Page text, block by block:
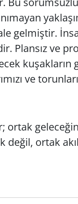
gelmiştir.
Plansız ve
ve
ortak
değil, ortak